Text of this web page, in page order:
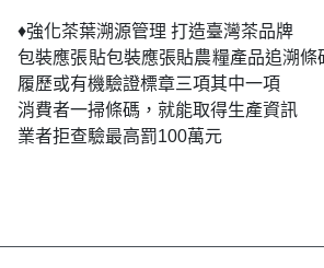
♦強化茶葉溯源管理 打造臺灣茶品牌
包裝應張貼包裝應張貼農糧產品追溯條
履歷或有機驗證標章三項其中一項
消費者一掃條碼，就能取得生產資訊
業者拒查驗最高罰100萬元